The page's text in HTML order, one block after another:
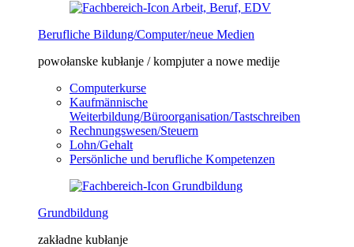
Berufliche Bildung/Computer/neue Medien
powołanske kubłanje / kompjuter a nowe medije
Computerkurse
Kaufmännische
Weiterbildung/Büroorganisation/Tastschreiben
Rechnungswesen/Steuern
Lohn/Gehalt
Persönliche und berufliche Kompetenzen
Grundbildung
zakładne kubłanje